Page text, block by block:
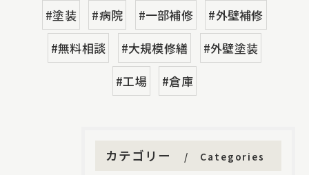
#塗装
#病院 #一部補修
#外壁補修
#無料相談
#大規模修繕
#外壁塗装
#工場
#倉庫
カテゴリー Categories